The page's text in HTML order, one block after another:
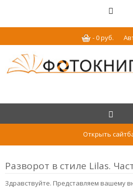
-0руб.
Открыть
Разворот в стиле Lilas.
Здравствуйте. Представляем вашему